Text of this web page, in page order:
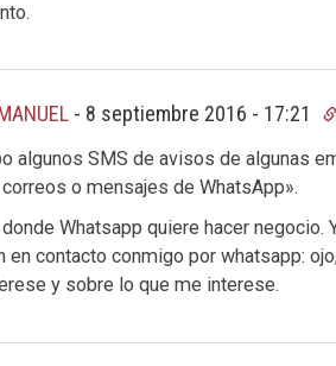
- 8 septiembre 2016 - 17:21
algunos SMS de avisos de algunas
o mensajes de WhatsApp».
Whatsapp quiere hacer
en contacto conmigo por whatsapp:
y sobre lo que me interese.